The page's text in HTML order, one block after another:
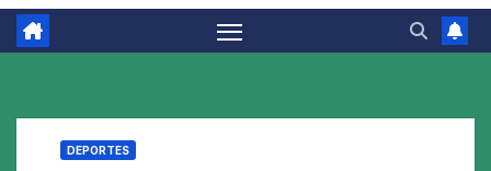
DEPORTES